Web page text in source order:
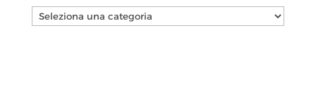
Categorie